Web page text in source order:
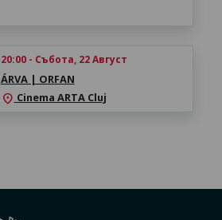
20:00 - Събота, 22 Август
ÁRVA | ORFAN
location_on Cinema ARTA Cluj